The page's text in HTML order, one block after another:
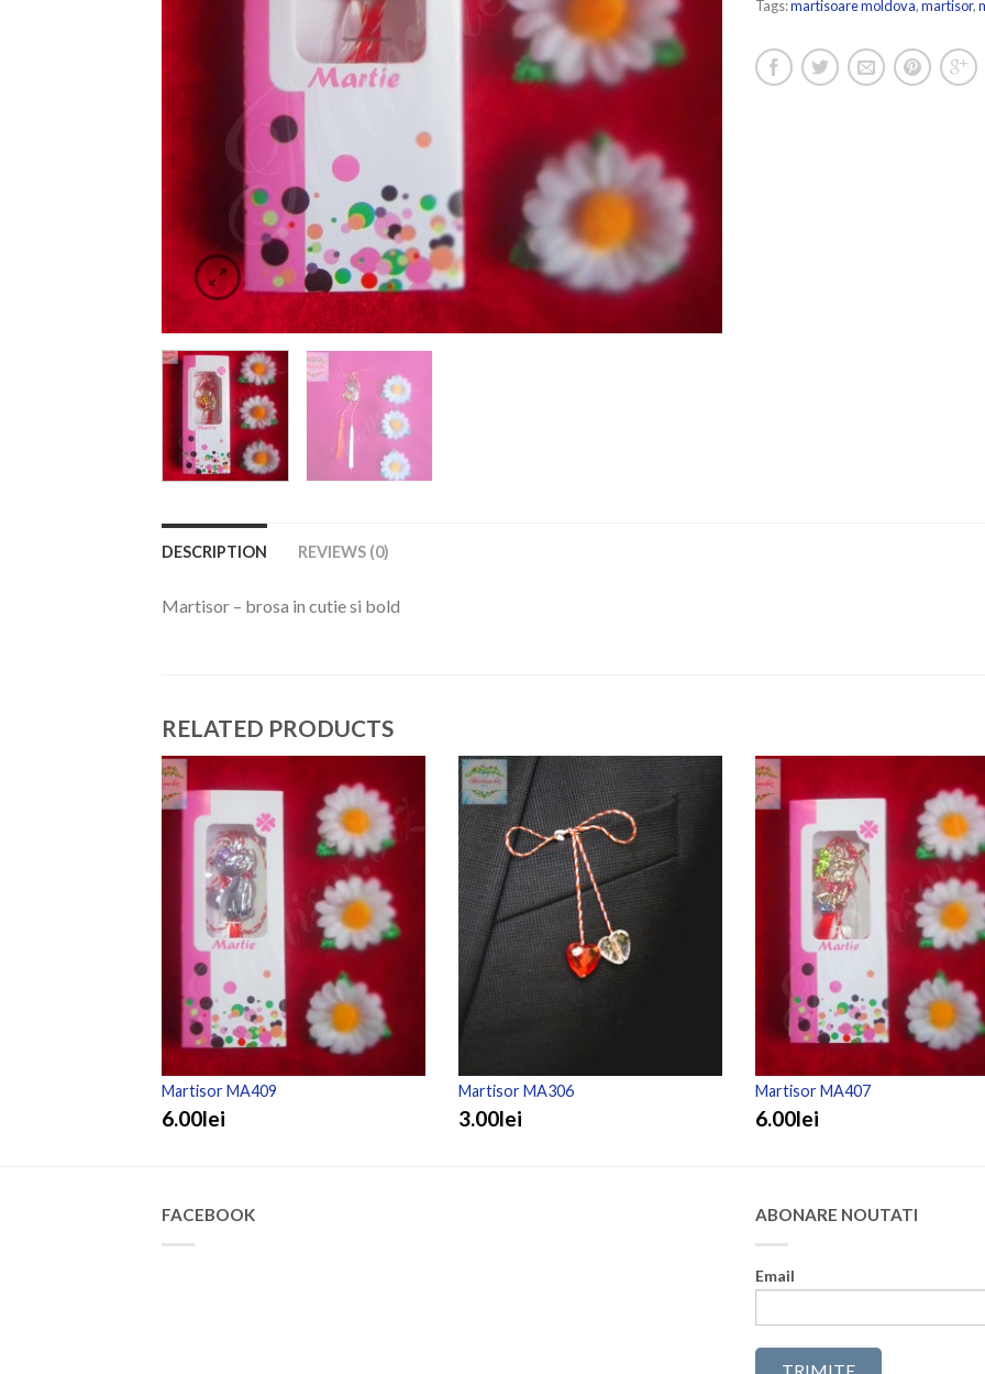
Tags:martisoare moldova,martisor,
DESCRIPTION REVIEWS (0)
Martisor – brosa in cutie si bold
RELATED PRODUCTS
Martisor MA409
6.00lei
Martisor MA306
3.00lei
Martisor MA407
6.00lei
FACEBOOK ABONARE NOUTATI
Email